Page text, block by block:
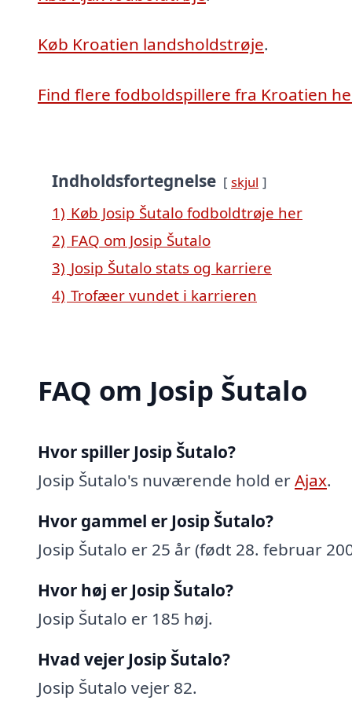
Køb Kroatien landsholdstrøje.
Find flere fodboldspillere fra Kroatien
Indholdsfortegnelse skjul
1) Køb Josip Šutalo fodboldtrøje her
2) FAQ om Josip Šutalo
3) Josip Šutalo stats og karriere
4) Trofæer vundet i karrieren
FAQ om Josip Šutalo
Hvor spiller Josip Šutalo?
Josip Šutalo's nuværende hold erAjax.
Hvor gammel er Josip Šutalo?
Josip Šutalo er 25 år (født 28. februar
Hvor høj er Josip Šutalo?
Josip Šutalo er 185 høj.
Hvad vejer Josip Šutalo?
Josip Šutalo vejer 82.